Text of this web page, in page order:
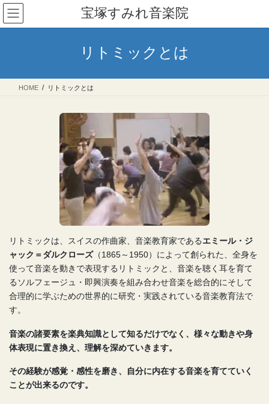
コ
ン
テ
ス
ナ
ビ
ゲ
ン
宝塚すみれ音楽院
リトミックとは
HOME リトミックとは
リトミックは、スイスの作曲家、音楽教育家であるエミール・ジ
ャック＝ダルクローズ（1865～1950）によって創られた、全身を
使って音楽を動きで表現するリトミックと、音楽を聴く耳を育て
るソルフェージュ・即興演奏を組み合わせ音楽を総合的にそして
合理的に学ぶための世界的に研究・実践されている音楽教育法で
す。
音楽の諸要素を楽典知識として知るだけでなく、様々な動きや身
体表現に置き換え、理解を深めていきます。
その経験が感覚・感性を磨き、自分に内在する音楽を育てていく
ことが出来るのです。